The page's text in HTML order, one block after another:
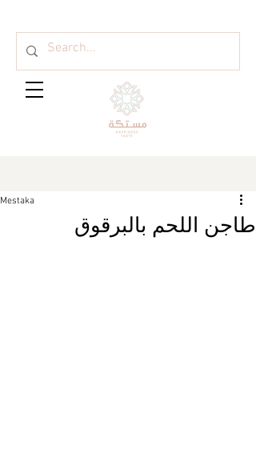
طاجن اللحم بالبرقوق
Mestaka